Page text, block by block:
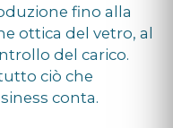
fino alla
ottica del vetro, al
del carico.
ciò che
conta.